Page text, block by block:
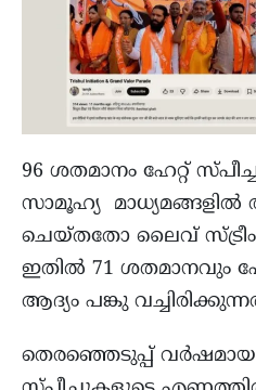
96 ശതമാനം ഹേറ്റ്
സാമൂഹ്യ
ചെയ്തതോ ലൈവ് സ്ട്രീം
ഇതിൽ 71 ശതമാനവും
ആദ്യം പങ്കു
തെരഞ്ഞെടുപ്പ് വർഷമായ